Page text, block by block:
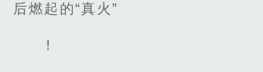
后燃起的“真火”
！